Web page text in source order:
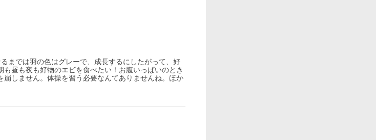
までは羽の色はグレーで、成長するにしたがって、好
昼も夜も好物のエビを食べたい！お腹いっぱいのとき
しません。体操を習う必要なんてありませんね。ほか